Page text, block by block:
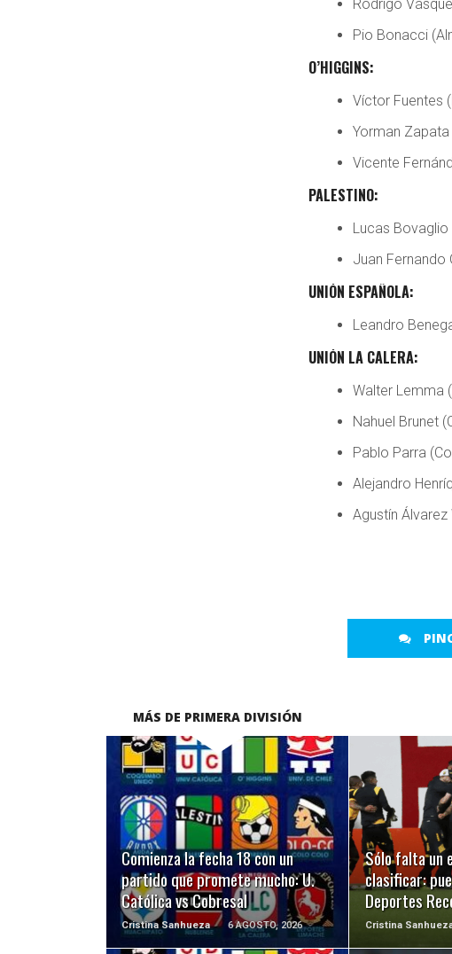
Rodrigo
Pio Bonacci
O’HIGGINS:
Víctor Fuentes
Yorman
Vicente
PALESTINO:
Lucas Bovaglio
Juan Fernando
UNIÓN ESPAÑOLA:
Leandro
UNIÓN LA CALERA:
Walter Lemma
Nahuel Brunet
Pablo Parra
Alejandro
Agustín
MÁS DE PRIMERA DIVISIÓN
Comienza la fecha 18 con un
partido que promete mucho: U.
Católica vs Cobresal
Cristina Sanhueza 6 AGOSTO, 2026
LEER MÁS
Sólo falta un
clasificar:
Deportes
Cristina